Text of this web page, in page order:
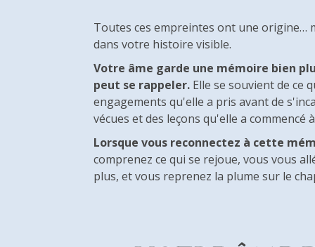
Toutes ces empreintes ont une origine…
dans votre histoire visible.
Votre âme garde une mémoire bien
peut se rappeler. Elle se souvient de ce
engagements qu'elle a pris avant de
vécues et des leçons qu'elle a commencé
Lorsque vous reconnectez à cette
comprenez ce qui se rejoue, vous vous
plus, et vous reprenez la plume sur le